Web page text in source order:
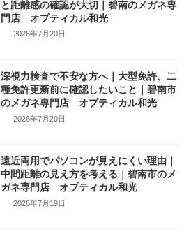
と距離感の確認が大切｜碧南のメガネ専
門店 オプティカル和光
2026年7月20日
深視力検査で不安な方へ｜大型免許、二
種免許更新前に確認したいこと｜碧南市
のメガネ専門店 オプティカル和光
2026年7月20日
遠近両用でパソコンが見えにくい理由｜
中間距離の見え方を考える｜碧南市のメ
ガネ専門店 オプティカル和光
2026年7月19日